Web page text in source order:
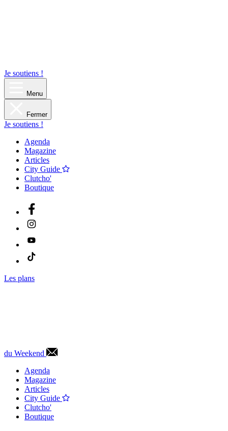
Je soutiens !
Menu
Fermer
Je soutiens !
Agenda
Magazine
Articles
City Guide
Clutcho'
Boutique
Les plans
du Weekend
Agenda
Magazine
Articles
City Guide
Clutcho'
Boutique